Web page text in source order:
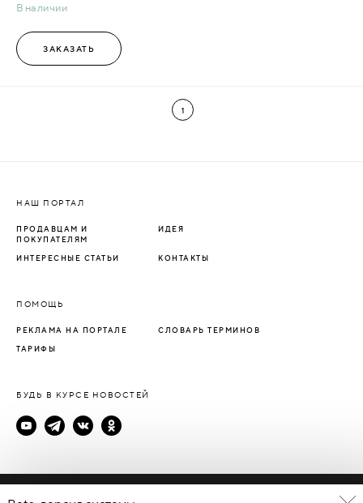
В наличии
ЗАКАЗАТЬ
1
НАШ ПОРТАЛ
ПРОДАВЦАМ И
ПОКУПАТЕЛЯМ
ИДЕЯ
ИНТЕРЕСНЫЕ СТАТЬИ КОНТАКТЫ
ПОМОЩЬ
РЕКЛАМА НА ПОРТАЛЕ СЛОВАРЬ ТЕРМИНОВ
ТАРИФЫ
БУДЬ В КУРСЕ НОВОСТЕЙ
Политика конфиденциальности